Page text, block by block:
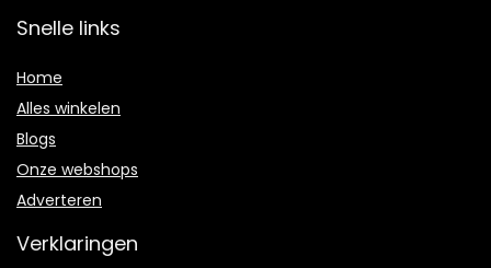
Snelle links
Home
Alles winkelen
Blogs
Onze webshops
Adverteren
Verklaringen